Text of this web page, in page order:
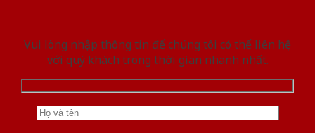
Vui lòng nhập thông tin để chúng tôi có thể liên hệ
với quý khách trong thời gian nhanh nhất.